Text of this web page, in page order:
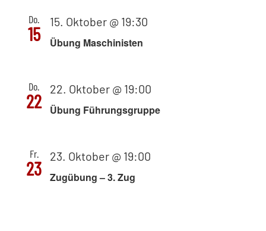
Do.
15
15. Oktober @ 19:30
Übung Maschinisten
Do.
22
22. Oktober @ 19:00
Übung Führungsgruppe
Fr.
23
23. Oktober @ 19:00
Zugübung – 3. Zug